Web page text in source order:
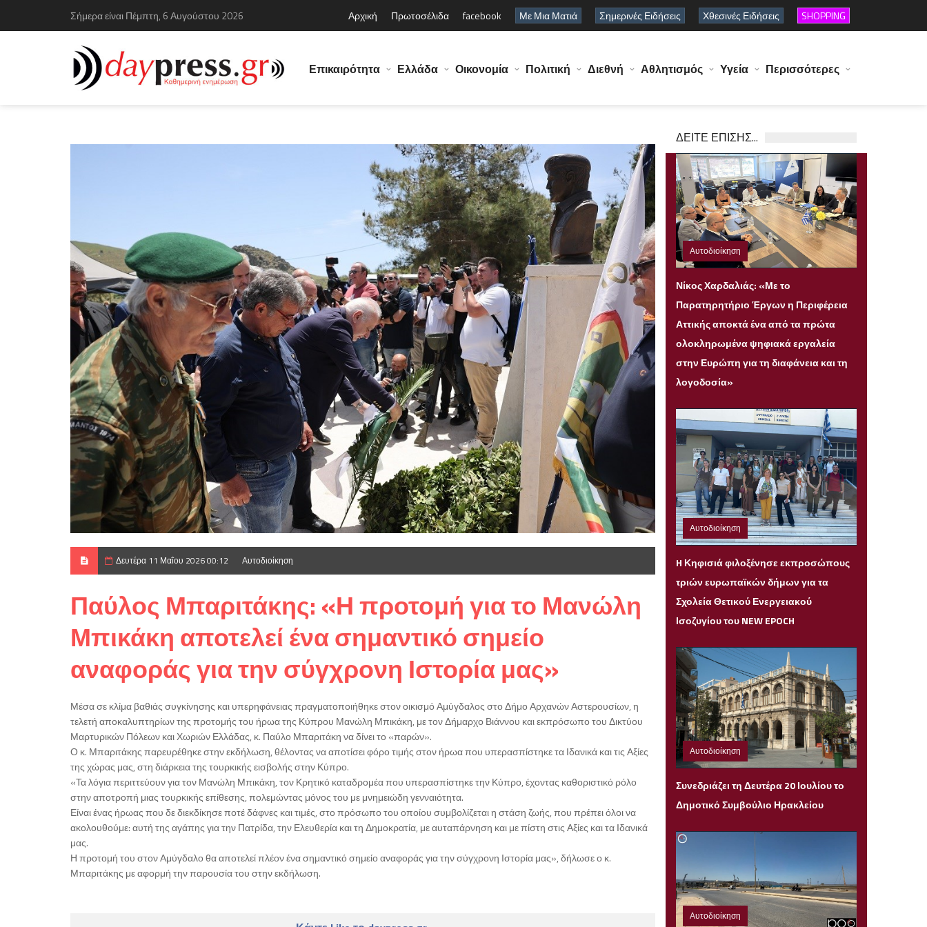
Σήμερα είναι Πέμπτη, 6 Αυγούστου 2026 Αρχική Πρωτοσέλιδα facebook Με Μια Ματιά Σημερινές Ειδήσεις Χθεσινές Ειδήσεις SHOPPING
Επικαιρότητα Ελλάδα Οικονομία Πολιτική Διεθνή Αθλητισμός Υγεία Περισσότερες
Δευτέρα 11 Μαΐου 2026 00:12 Αυτοδιοίκηση
Παύλος Μπαριτάκης: «Η προτομή για το Μανώλη
Μπικάκη αποτελεί ένα σημαντικό σημείο
αναφοράς για την σύγχρονη Ιστορία μας»
Μέσα σε κλίμα βαθιάς συγκίνησης και υπερηφάνειας πραγματοποιήθηκε στον οικισμό Αμύγδαλος στο Δήμο Αρχανών Αστερουσίων, η
τελετή αποκαλυπτηρίων της προτομής του ήρωα της Κύπρου Μανώλη Μπικάκη, με τον Δήμαρχο Βιάννου και εκπρόσωπο του Δικτύου
Μαρτυρικών Πόλεων και Χωριών Ελλάδας, κ. Παύλο Μπαριτάκη να δίνει το «παρών».
Ο κ. Μπαριτάκης παρευρέθηκε στην εκδήλωση, θέλοντας να αποτίσει φόρο τιμής στον ήρωα που υπερασπίστηκε τα Ιδανικά και τις Αξίες
της χώρας μας, στη διάρκεια της τουρκικής εισβολής στην Κύπρο.
«Τα λόγια περιττεύουν για τον Μανώλη Μπικάκη, τον Κρητικό καταδρομέα που υπερασπίστηκε την Κύπρο, έχοντας καθοριστικό ρόλο
στην αποτροπή μιας τουρκικής επίθεσης, πολεμώντας μόνος του με μνημειώδη γενναιότητα.
Είναι ένας ήρωας που δε διεκδίκησε ποτέ δάφνες και τιμές, στο πρόσωπο του οποίου συμβολίζεται η στάση ζωής, που πρέπει όλοι να
ακολουθούμε: αυτή της αγάπης για την Πατρίδα, την Ελευθερία και τη Δημοκρατία, με αυταπάρνηση και με πίστη στις Αξίες και τα Ιδανικά
μας.
Η προτομή του στον Αμύγδαλο θα αποτελεί πλέον ένα σημαντικό σημείο αναφοράς για την σύγχρονη Ιστορία μας», δήλωσε ο κ.
Μπαριτάκης με αφορμή την παρουσία του στην εκδήλωση.
ΔΕΙΤΕ ΕΠΙΣΗΣ...
Αυτοδιοίκηση
Πέμπτη 06 Αυγούστου 2026 22:23
Νίκος Χαρδαλιάς: «Με το
Παρατηρητήριο Έργων η Περιφέρεια
Αττικής αποκτά ένα από τα πρώτα
ολοκληρωμένα ψηφιακά εργαλεία
στην Ευρώπη για τη διαφάνεια και τη
λογοδοσία»
Αυτοδιοίκηση
Παρασκευή 31 Ιουλίου 2026 22:08
H Κηφισιά φιλοξένησε εκπροσώπους
τριών ευρωπαϊκών δήμων για τα
Σχολεία Θετικού Ενεργειακού
Ισοζυγίου του NEW EPOCH
Αυτοδιοίκηση
Κυριακή 19 Ιουλίου 2026 21:04
Συνεδριάζει τη Δευτέρα 20 Ιουλίου το
Δημοτικό Συμβούλιο Ηρακλείου
Αυτοδιοίκηση